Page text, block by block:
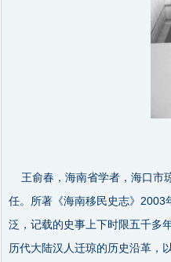
王俞春，海南省学者，海口市
任。所著《海南移民史志》
泛，记载的史事上下时限五千多
历代大陆汉人迁琼的历史沿革，